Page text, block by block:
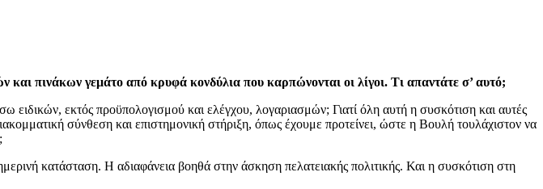
και πινάκων γεμάτο από κρυφά κονδύλια που καρπώνονται οι λίγοι. Τι απαντάτε σ’ αυτό;
ειδικών, εκτός προϋπολογισμού και ελέγχου, λογαριασμών; Γιατί όλη αυτή η συσκότιση και αυτές
σύνθεση και επιστημονική στήριξη, όπως έχουμε προτείνει, ώστε η Βουλή τουλάχιστον να
κατάσταση. Η αδιαφάνεια βοηθά στην άσκηση πελατειακής πολιτικής. Και η συσκότιση στη